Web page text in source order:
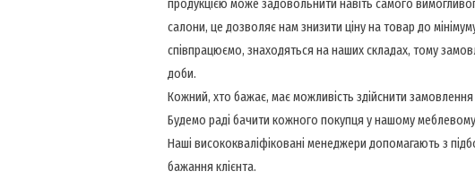
продукцією може задовольнити навіть самого
салони, це дозволяє нам знизити ціну на товар до
співпрацюємо, знаходяться на наших складах, тому
доби.
Кожний, хто бажає, має можливість здійснити
Будемо раді бачити кожного покупця у нашому меблевому
Наші висококваліфіковані менеджери допомагають з
бажання клієнта.